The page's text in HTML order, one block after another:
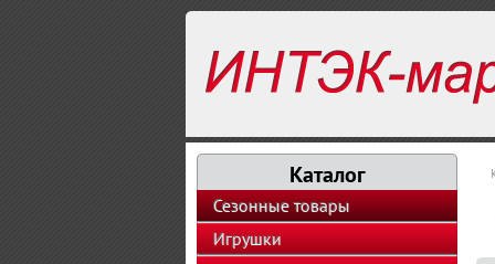
Каталог
Сезонные товары
Игрушки